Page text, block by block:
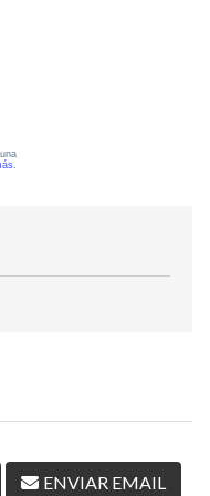
ENVIAR EMAIL